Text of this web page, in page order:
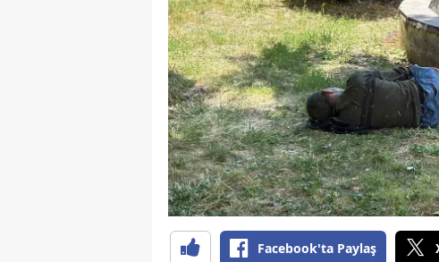
Facebook'ta Paylaş